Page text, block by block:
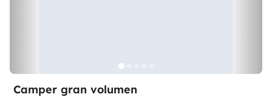
Camper gran volumen